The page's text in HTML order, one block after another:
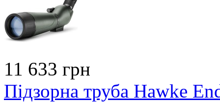
11 633 грн
Підзорна труба Hawke